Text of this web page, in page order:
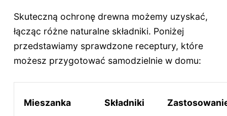
Skuteczną ochronę drewna możemy uzyskać,
łącząc różne naturalne składniki. Poniżej
przedstawiamy sprawdzone receptury, które
możesz przygotować samodzielnie w domu:
Mieszanka Składniki